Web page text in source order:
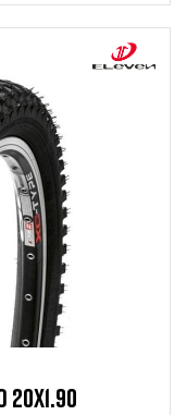
20X1.90